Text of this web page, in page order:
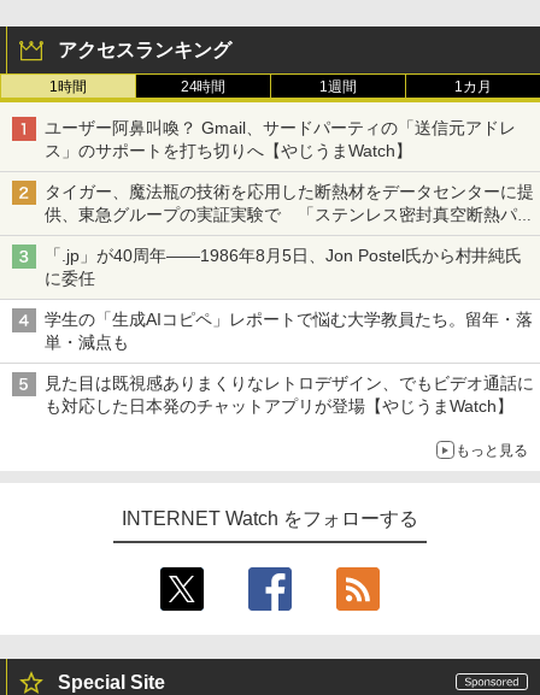
アクセスランキング
1時間 24時間 1週間 1カ月
ユーザー阿鼻叫喚？ Gmail、サードパーティの「送信元アドレ
ス」のサポートを打ち切りへ【やじうまWatch】
タイガー、魔法瓶の技術を応用した断熱材をデータセンターに提
供、東急グループの実証実験で 「ステンレス密封真空断熱パネ
ル TIVIP」
「.jp」が40周年――1986年8月5日、Jon Postel氏から村井純氏
に委任
学生の「生成AIコピペ」レポートで悩む大学教員たち。留年・落
単・減点も
見た目は既視感ありまくりなレトロデザイン、でもビデオ通話に
も対応した日本発のチャットアプリが登場【やじうまWatch】
もっと見る
INTERNET Watch をフォローする
Special Site